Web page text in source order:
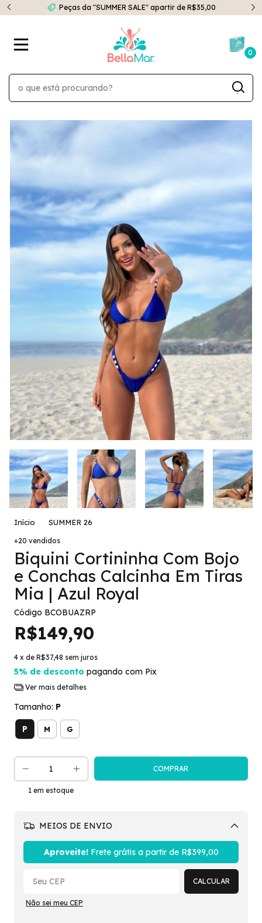
Peças da "SUMMER SALE" apartir de R$35,00
0
Início SUMMER 26
+20 vendidos
Biquini Cortininha Com Bojo
e Conchas Calcinha Em Tiras
Mia | Azul Royal
Código BCOBUAZRP
R$149,90
4 x de R$37,48 sem juros
5% de desconto pagando com Pix
Ver mais detalhes
Tamanho: P
P M G
1 em estoque
MEIOS DE ENVIO
Aproveite!Frete grátis a partir de R$399,00
CALCULAR
Não sei meu CEP